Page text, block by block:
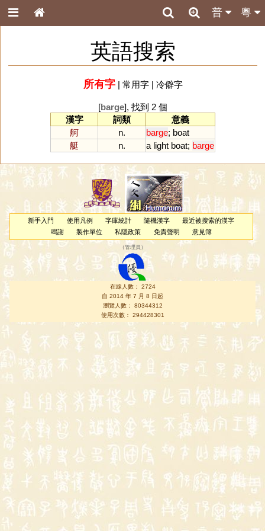
粵
普
英語搜索
所有字| 常用字| 冷僻字
[barge], 找到 2 個
漢字
詞類
意義
舸
n. barge; boat
艇
n. a light boat; barge
新手入門 使用凡例 字庫統計 隨機漢字
最近被搜索的漢字
鳴謝
製作單位 私隱政策 免責聲明 意見簿
（管理員 ）
在線人數： 2724
自 2014 年 7 月 8 日起
瀏覽人數： 80344312
使用次數： 294428301